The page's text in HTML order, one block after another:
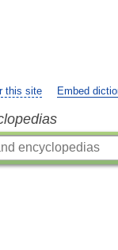
this site Embed